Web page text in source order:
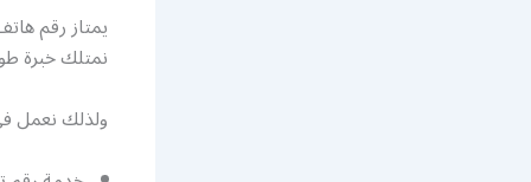
يمتاز رقم
نمتلك خبرة
ولذلك نعمل